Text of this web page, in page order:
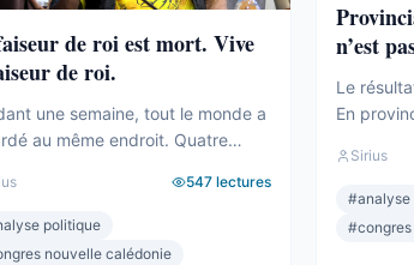
de roi est mort. Vive
de roi.
une semaine, tout le monde a
au même endroit. Quatre
Le faiseur de roi, l’arbitre,
qui penche et fait basculer.
2019, la formule était connue :
547 lectures
politique
nouvelle calédonie
n’est
Le
En
voix, une
Sirius
#
#